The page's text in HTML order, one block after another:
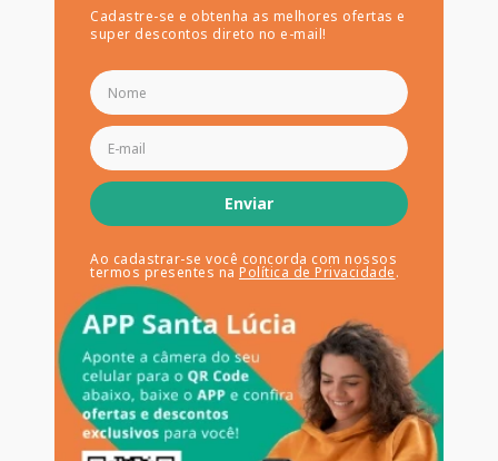
Cadastre-se e obtenha as melhores ofertas e
super descontos direto no e-mail!
Enviar
Ao cadastrar-se você concorda com nossos
termos presentes na Política de Privacidade.